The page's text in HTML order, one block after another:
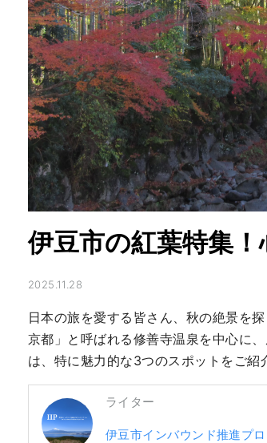
伊豆市の紅葉特集
2025.11.28
日本の旅を愛する皆さん、秋の絶景を
京都」と呼ばれる修善寺温泉を中心に
は、特に魅力的な3つのスポットをご紹
ライター
伊豆市インバウンド推進プ